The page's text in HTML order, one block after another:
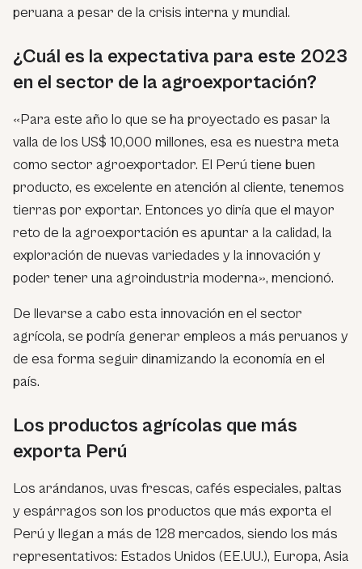
peruana a pesar de la crisis interna y mundial.
¿Cuál es la expectativa para este 2023
en el sector de la agroexportación?
«Para este año lo que se ha proyectado es pasar la
valla de los US$ 10,000 millones, esa es nuestra meta
como sector agroexportador. El Perú tiene buen
producto, es excelente en atención al cliente, tenemos
tierras por exportar. Entonces yo diría que el mayor
reto de la agroexportación es apuntar a la calidad, la
exploración de nuevas variedades y la innovación y
poder tener una agroindustria moderna», mencionó.
De llevarse a cabo esta innovación en el sector
agrícola, se podría generar empleos a más peruanos y
de esa forma seguir dinamizando la economía en el
país.
Los productos agrícolas que más
exporta Perú
Los arándanos, uvas frescas, cafés especiales, paltas
y espárragos son los productos que más exporta el
Perú y llegan a más de 128 mercados, siendo los más
representativos: Estados Unidos (EE.UU.), Europa, Asia